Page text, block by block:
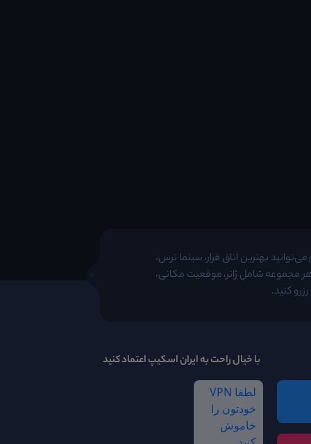
بهترین اتاق فرار، سینما ترس،
مجموعه شامل ژانر، موقعیت مکانی،
کنید.
با خیال راحت به ایران اسکیپ اعتماد کنید
لطفا VPN
خودتون را
خاموش